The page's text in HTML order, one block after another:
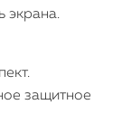
экрана.
защитное